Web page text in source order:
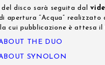
del disco sarà seguita dal
apertura “Acqua” realizzato
cui pubblicazione è attesa il
THE DUO
SYNOLON